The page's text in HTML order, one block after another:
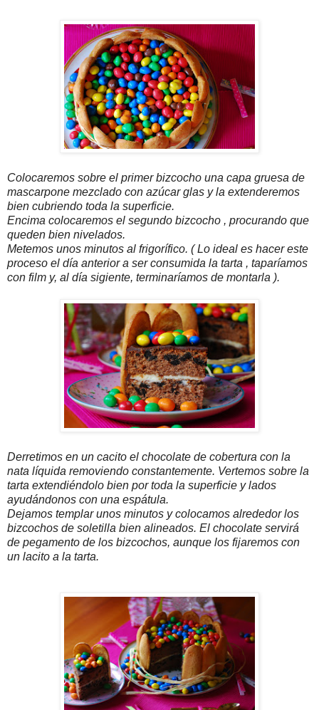
Colocaremos sobre el primer bizcocho una capa gruesa de
mascarpone mezclado con azúcar glas y la extenderemos
bien cubriendo toda la superficie.
Encima colocaremos el segundo bizcocho , procurando que
queden bien nivelados.
Metemos unos minutos al frigorífico. ( Lo ideal es hacer este
proceso el día anterior a ser consumida la tarta , taparíamos
con film y, al día sigiente, terminaríamos de montarla ).
Derretimos en un cacito el chocolate de cobertura con la
nata líquida removiendo constantemente. Vertemos sobre la
tarta extendiéndolo bien por toda la superficie y lados
ayudándonos con una espátula.
Dejamos templar unos minutos y colocamos alrededor los
bizcochos de soletilla bien alineados. El chocolate servirá
de pegamento de los bizcochos, aunque los fijaremos con
un lacito a la tarta.